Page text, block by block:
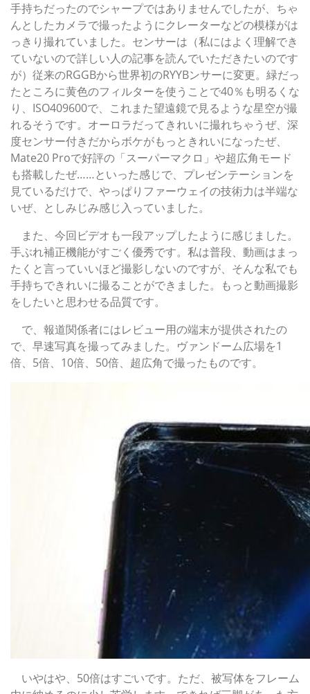
手持ちだったのでシャープではありませんでしたが、ちゃ
んとしたカメラで撮ったようにクレーターなどの模様がは
っきり撮れていました。センサーは（私にはよく理解でき
ていないので詳しい人の記事を読んでいただきたいのです
が）従来のRGGBから世界初のRYYBンサーに変更。緑だっ
たところに黄色のフィルターを使うことで40％も明るくな
り、ISO409600で、これまた望遠鏡で見るような星空が撮
れるそうです。オーロラだってきれいに撮れちゃうぜ、深
度センサー付きだからボケがもっときれいになったぜ、
Mate20 Proで好評の「スーパーマクロ」や超広角モード
も搭載したぜ……といった感じで、プレゼンテーションを
見ているだけで、やっぱりファーウェイの技術力は半端な
いぜ、としみじみ感じ入っていました。
また、今回ビデオも一段アップしたように感じました。
手ぶれ補正機能がすごく優秀です。私は普段、動画はまっ
たくと言っていいほど撮影しないのですが、そんな私でも
手持ちできれいに撮ることができました。もっと動画撮影
をしたいと思わせる品質です。
で、報道関係者にはレビュー用の端末が提供されたの
で、早速写真を撮ってみました。ヴァンドーム広場を1
倍、5倍、10倍、50倍、超広角で撮ったものです。
いやはや、50倍はすごいです。ただ、被写体をフレーム